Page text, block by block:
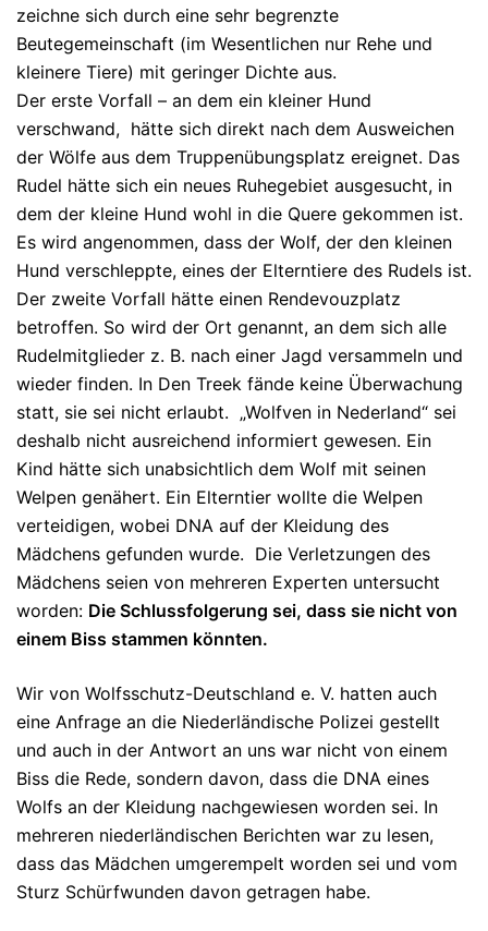
zeichne sich durch eine sehr begrenzte
Beutegemeinschaft (im Wesentlichen nur Rehe und
kleinere Tiere) mit geringer Dichte aus.
Der erste Vorfall – an dem ein kleiner Hund
verschwand, hätte sich direkt nach dem Ausweichen
der Wölfe aus dem Truppenübungsplatz ereignet. Das
Rudel hätte sich ein neues Ruhegebiet ausgesucht, in
dem der kleine Hund wohl in die Quere gekommen ist.
Es wird angenommen, dass der Wolf, der den kleinen
Hund verschleppte, eines der Elterntiere des Rudels ist.
Der zweite Vorfall hätte einen Rendevouzplatz
betroffen. So wird der Ort genannt, an dem sich alle
Rudelmitglieder z. B. nach einer Jagd versammeln und
wieder finden. In Den Treek fände keine Überwachung
statt, sie sei nicht erlaubt. „Wolfven in Nederland“ sei
deshalb nicht ausreichend informiert gewesen. Ein
Kind hätte sich unabsichtlich dem Wolf mit seinen
Welpen genähert. Ein Elterntier wollte die Welpen
verteidigen, wobei DNA auf der Kleidung des
Mädchens gefunden wurde. Die Verletzungen des
Mädchens seien von mehreren Experten untersucht
worden: Die Schlussfolgerung sei, dass sie nicht von
einem Biss stammen könnten.
Wir von Wolfsschutz-Deutschland e. V. hatten auch
eine Anfrage an die Niederländische Polizei gestellt
und auch in der Antwort an uns war nicht von einem
Biss die Rede, sondern davon, dass die DNA eines
Wolfs an der Kleidung nachgewiesen worden sei. In
mehreren niederländischen Berichten war zu lesen,
dass das Mädchen umgerempelt worden sei und vom
Sturz Schürfwunden davon getragen habe.